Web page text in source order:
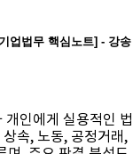
업법무 핵심노트] - 강송
인에게 실용적인 법
속, 노동, 공정거래,